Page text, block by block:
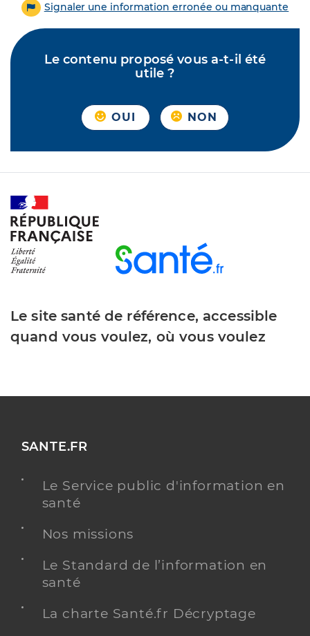
Signaler une information erronée ou manquante
Le contenu proposé vous a-t-il été
utile ?
OUI NON
Le site santé de référence, accessible
quand vous voulez, où vous voulez
SANTE.FR
Le Service public d'information en
santé
Nos missions
Le Standard de l’information en
santé
La charte Santé.fr Décryptage